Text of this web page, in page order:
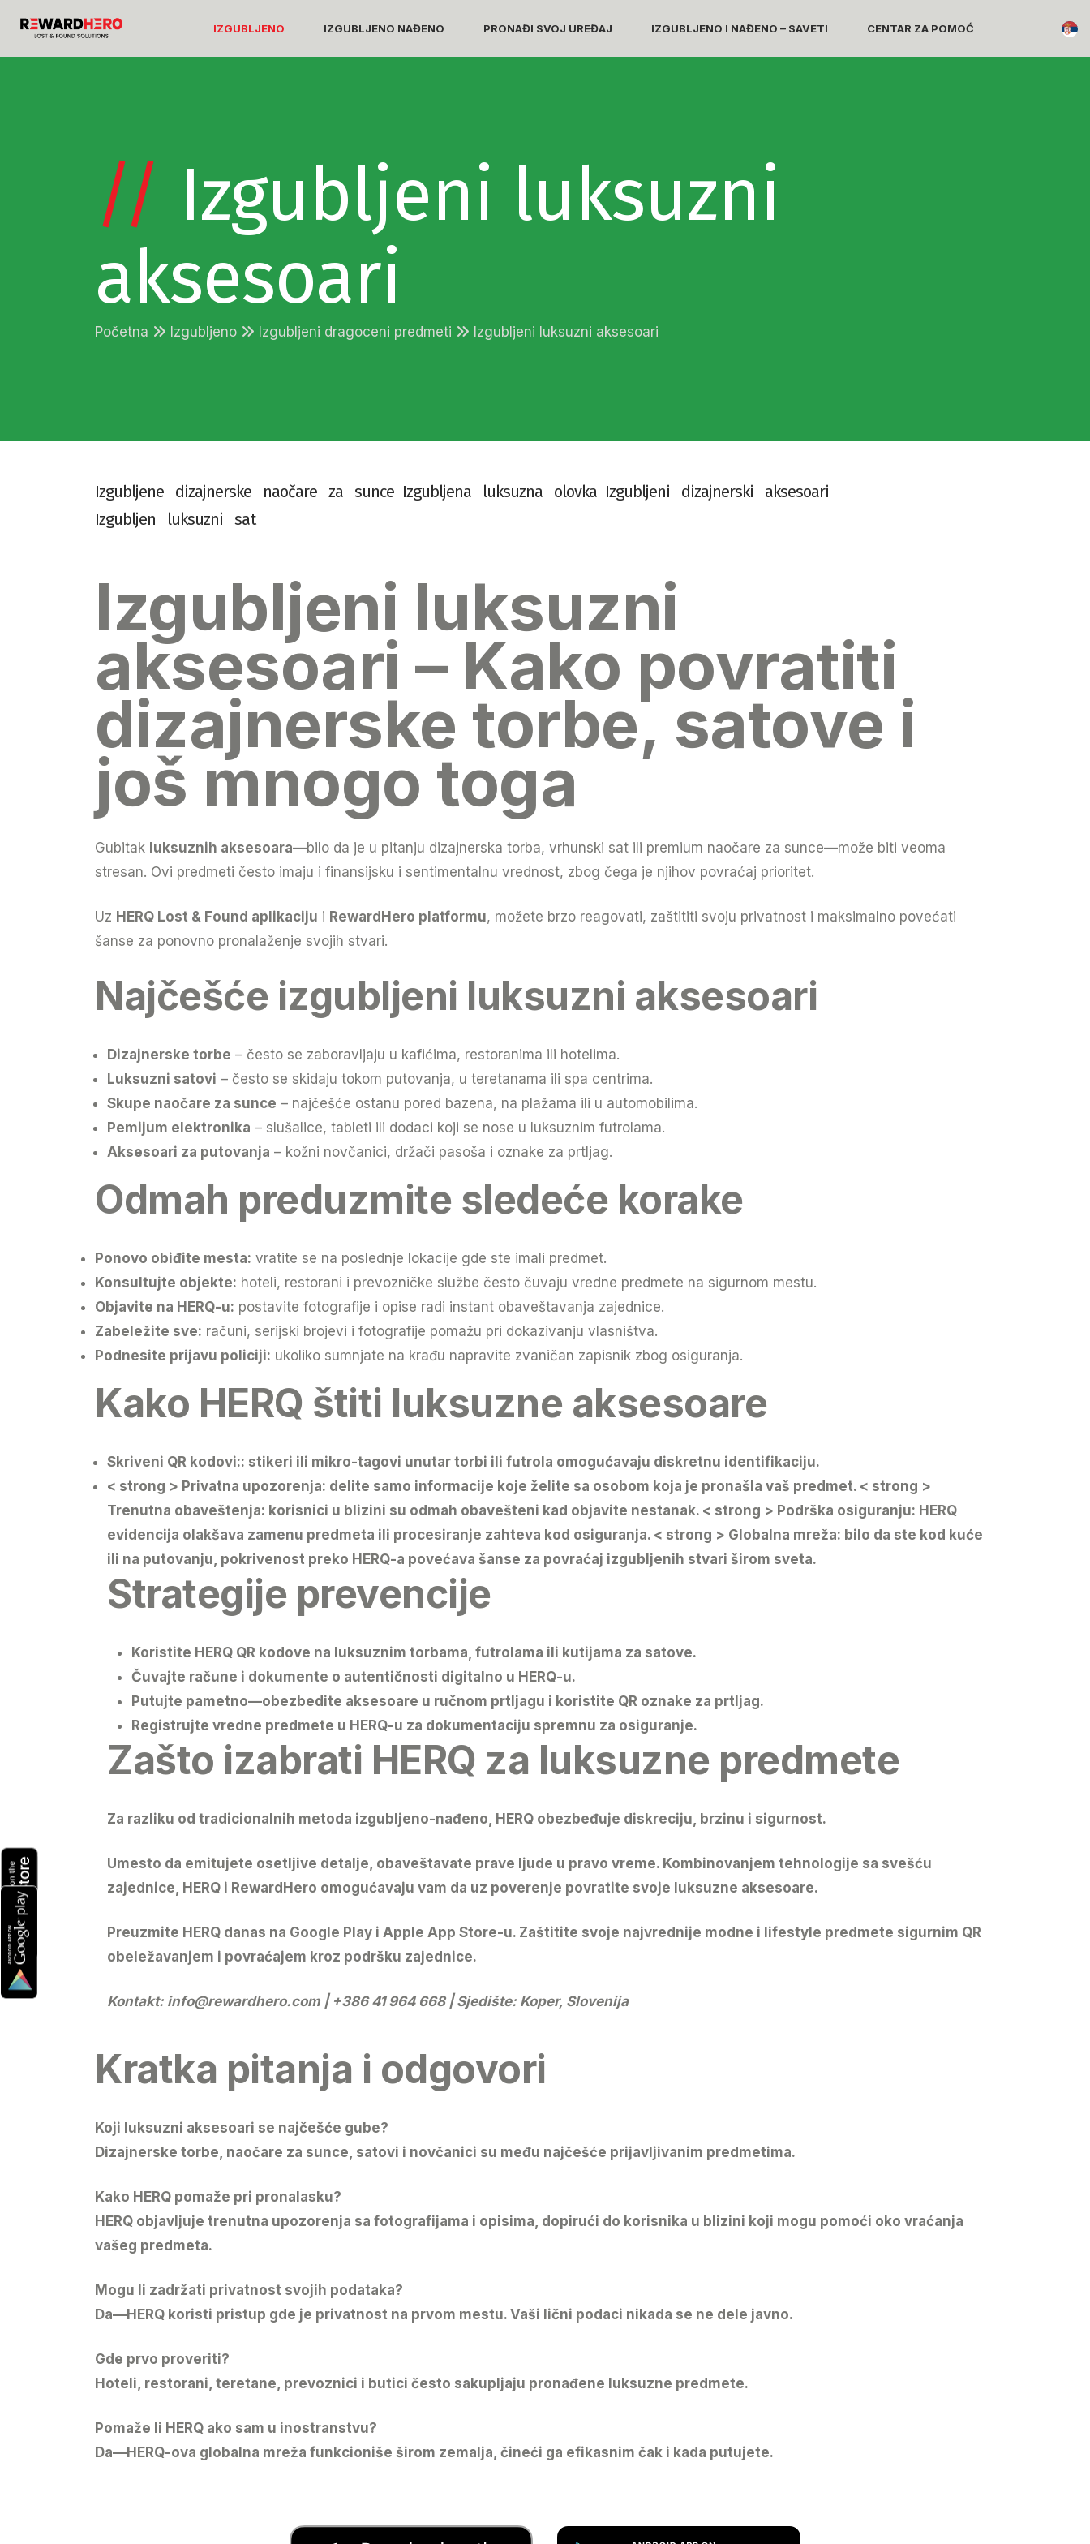
IZGUBLJENO IZGUBLJENO NAĐENO PRONAĐI SVOJ UREĐAJ IZGUBLJENO I NAĐENO – SAVETI CENTAR ZA POMOĆ
// Izgubljeni luksuzni
aksesoari
Početna Izgubljeno Izgubljeni dragoceni predmeti Izgubljeni luksuzni aksesoari
Izgubljene dizajnerske naočare za sunce Izgubljena luksuzna olovka Izgubljeni dizajnerski aksesoari
Izgubljen luksuzni sat
Izgubljeni luksuzni
aksesoari – Kako povratiti
dizajnerske torbe, satove i
još mnogo toga
Gubitak luksuznih aksesoara—bilo da je u pitanju dizajnerska torba, vrhunski sat ili premium naočare za sunce—može biti veoma
stresan. Ovi predmeti često imaju i finansijsku i sentimentalnu vrednost, zbog čega je njihov povraćaj prioritet.
Uz HERQ Lost & Found aplikaciju i RewardHero platformu, možete brzo reagovati, zaštititi svoju privatnost i maksimalno povećati
šanse za ponovno pronalaženje svojih stvari.
Najčešće izgubljeni luksuzni aksesoari
Dizajnerske torbe – često se zaboravljaju u kafićima, restoranima ili hotelima.
Luksuzni satovi – često se skidaju tokom putovanja, u teretanama ili spa centrima.
Skupe naočare za sunce – najčešće ostanu pored bazena, na plažama ili u automobilima.
Pemijum elektronika – slušalice, tableti ili dodaci koji se nose u luksuznim futrolama.
Aksesoari za putovanja – kožni novčanici, držači pasoša i oznake za prtljag.
Odmah preduzmite sledeće korake
Ponovo obiđite mesta: vratite se na poslednje lokacije gde ste imali predmet.
Konsultujte objekte: hoteli, restorani i prevozničke službe često čuvaju vredne predmete na sigurnom mestu.
Objavite na HERQ-u: postavite fotografije i opise radi instant obaveštavanja zajednice.
Zabeležite sve: računi, serijski brojevi i fotografije pomažu pri dokazivanju vlasništva.
Podnesite prijavu policiji: ukoliko sumnjate na krađu napravite zvaničan zapisnik zbog osiguranja.
Kako HERQ štiti luksuzne aksesoare
Skriveni QR kodovi:: stikeri ili mikro-tagovi unutar torbi ili futrola omogućavaju diskretnu identifikaciju.
< strong > Privatna upozorenja: delite samo informacije koje želite sa osobom koja je pronašla vaš predmet. < strong >
Trenutna obaveštenja: korisnici u blizini su odmah obavešteni kad objavite nestanak. < strong > Podrška osiguranju: HERQ
evidencija olakšava zamenu predmeta ili procesiranje zahteva kod osiguranja. < strong > Globalna mreža: bilo da ste kod kuće
ili na putovanju, pokrivenost preko HERQ-a povećava šanse za povraćaj izgubljenih stvari širom sveta.
Strategije prevencije
Koristite HERQ QR kodove na luksuznim torbama, futrolama ili kutijama za satove.
Čuvajte račune i dokumente o autentičnosti digitalno u HERQ-u.
Putujte pametno—obezbedite aksesoare u ručnom prtljagu i koristite QR oznake za prtljag.
Registrujte vredne predmete u HERQ-u za dokumentaciju spremnu za osiguranje.
Zašto izabrati HERQ za luksuzne predmete
Za razliku od tradicionalnih metoda izgubljeno-nađeno, HERQ obezbeđuje diskreciju, brzinu i sigurnost.
Umesto da emitujete osetljive detalje, obaveštavate prave ljude u pravo vreme. Kombinovanjem tehnologije sa svešću
zajednice, HERQ i RewardHero omogućavaju vam da uz poverenje povratite svoje luksuzne aksesoare.
Preuzmite HERQ danas na Google Play i Apple App Store-u. Zaštitite svoje najvrednije modne i lifestyle predmete sigurnim QR
obeležavanjem i povraćajem kroz podršku zajednice.
Kontakt: info@rewardhero.com | +386 41 964 668 | Sjedište: Koper, Slovenija
Kratka pitanja i odgovori
Koji luksuzni aksesoari se najčešće gube?
Dizajnerske torbe, naočare za sunce, satovi i novčanici su među najčešće prijavljivanim predmetima.
Kako HERQ pomaže pri pronalasku?
HERQ objavljuje trenutna upozorenja sa fotografijama i opisima, dopirući do korisnika u blizini koji mogu pomoći oko vraćanja
vašeg predmeta.
Mogu li zadržati privatnost svojih podataka?
Da—HERQ koristi pristup gde je privatnost na prvom mestu. Vaši lični podaci nikada se ne dele javno.
Gde prvo proveriti?
Hoteli, restorani, teretane, prevoznici i butici često sakupljaju pronađene luksuzne predmete.
Pomaže li HERQ ako sam u inostranstvu?
Da—HERQ-ova globalna mreža funkcioniše širom zemalja, čineći ga efikasnim čak i kada putujete.